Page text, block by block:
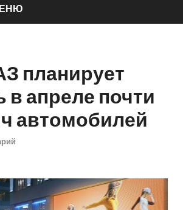
планирует
в апреле почти
автомобилей